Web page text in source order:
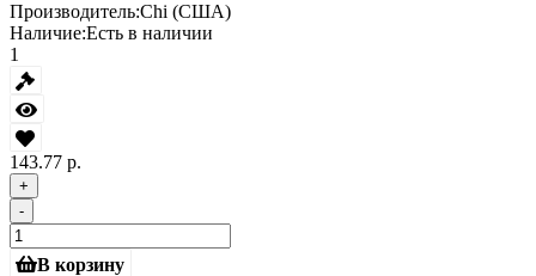
Производитель:Chi (США)
Наличие:Есть в наличии
1
143.77 р.
+
-
В корзину